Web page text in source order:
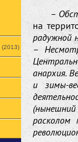
(2013)
–
на
радужной
–
анархия.
и зимы-
расколом